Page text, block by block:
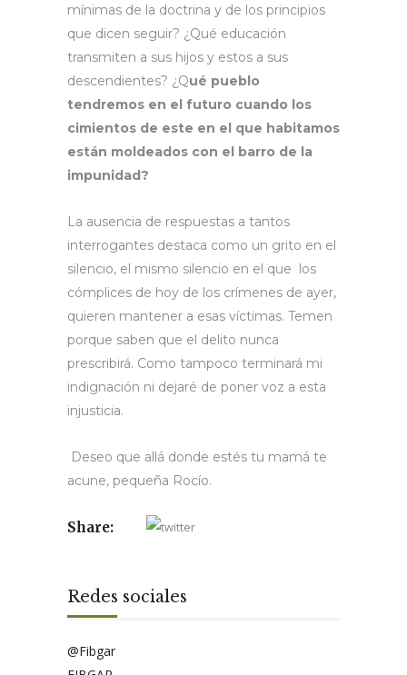
mínimas de la doctrina y de los principios
que dicen seguir? ¿Qué educación
transmiten a sus hijos y estos a sus
descendientes? ¿Qué pueblo
tendremos en el futuro cuando los
cimientos de este en el que habitamos
están moldeados con el barro de la
impunidad?
La ausencia de respuestas a tantos
interrogantes destaca como un grito en el
silencio, el mismo silencio en el que los
cómplices de hoy de los crímenes de ayer,
quieren mantener a esas víctimas. Temen
porque saben que el delito nunca
prescribirá. Como tampoco terminará mi
indignación ni dejaré de poner voz a esta
injusticia.
Deseo que allá donde estés tu mamá te
acune, pequeña Rocío.
Share:
Redes sociales
@Fibgar